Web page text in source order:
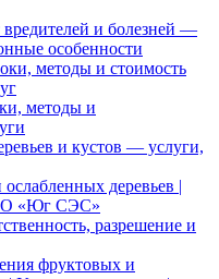
вредителей и болезней —
особенности
методы и стоимость
методы и
и кустов — услуги,
деревьев |
«Юг СЭС»
разрешение и
фруктовых и